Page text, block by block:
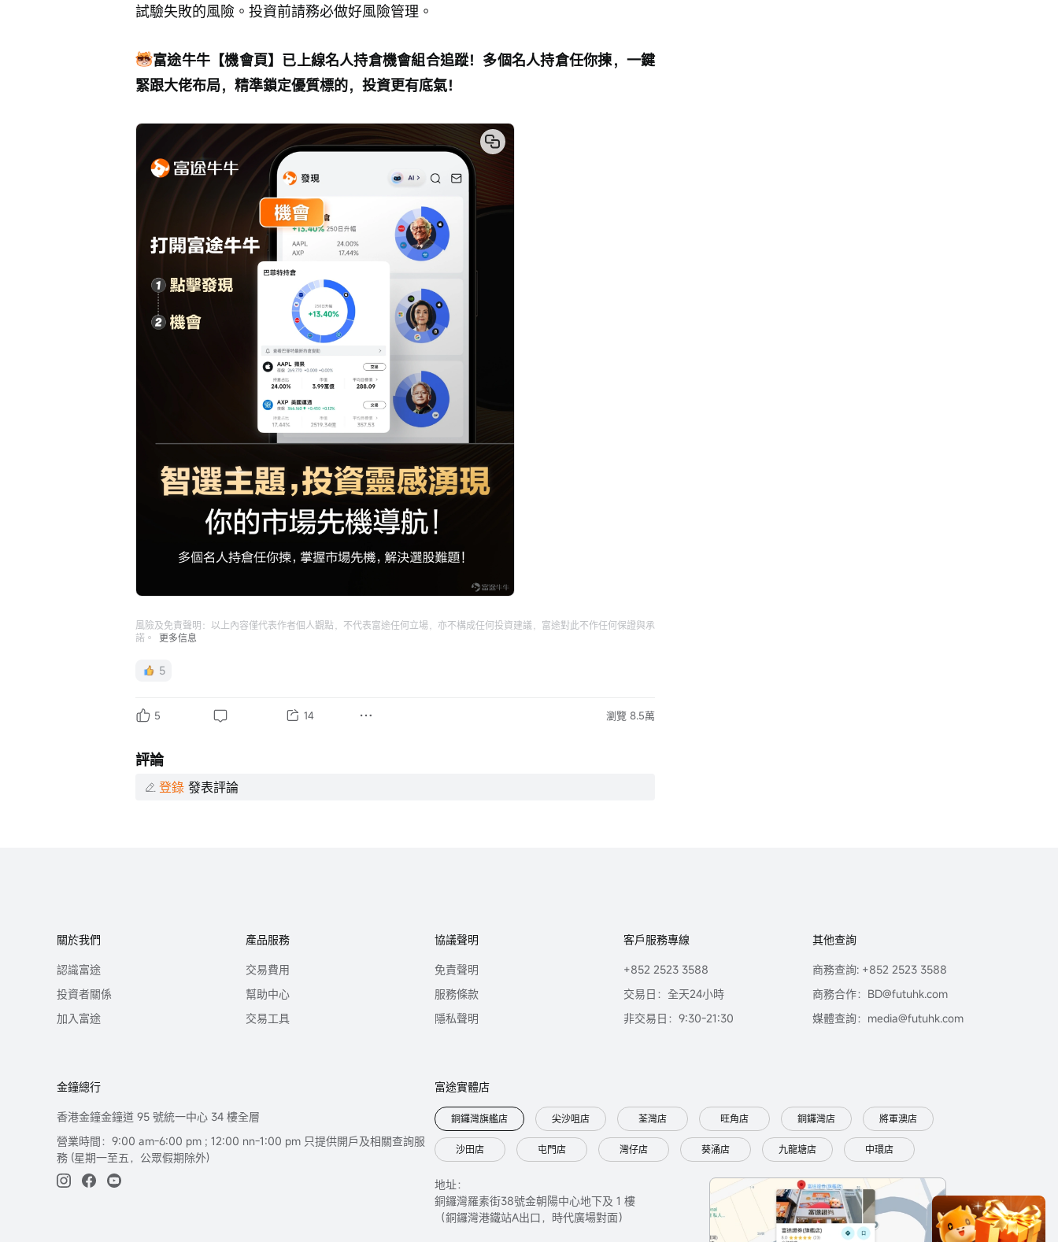
試驗失敗的風險。投資前請務必做好風險管理。
富途牛牛【機會頁】已上線名人持倉機會組合追蹤！多個名人持倉任你揀，一鍵
緊跟大佬布局，精準鎖定優質標的，投資更有底氣！
風險及免責聲明：以上內容僅代表作者個人觀點，不代表富途任何立場，亦不構成任何投資建議，富途對此不作任何保證與承
諾。
更多信息
5
5 14 瀏覽 8.5萬
評論
登錄 發表評論
關於我們
認識富途
投資者關係
加入富途
產品服務
交易費用
幫助中心
交易工具
協議聲明
免責聲明
服務條款
隱私聲明
客戶服務專線
+852 2523 3588
交易日：全天24小時
非交易日：9:30-21:30
其他查詢
商務查詢: +852 2523 3588
商務合作：BD@futuhk.com
媒體查詢：media@futuhk.com
金鐘總行
香港金鐘金鐘道 95 號統一中心 34 樓全層
營業時間：9:00 am-6:00 pm ; 12:00 nn-1:00 pm 只提供開戶及相關查詢服
務 (星期一至五，公眾假期除外)
富途實體店
銅鑼灣旗艦店 尖沙咀店 荃灣店 旺角店 銅鑼灣店 將軍澳店
沙田店 屯門店 灣仔店 葵涌店 九龍塘店 中環店
地址：
銅鑼灣羅素街38號金朝陽中心地下及 1 樓
（銅鑼灣港鐵站A出口，時代廣場對面）